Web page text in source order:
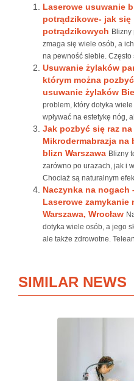
Laserowe usuwanie
potrądzikowe- jak
potrądzikowych Blizny
zmaga się wiele osób, a
na pewność siebie. Często
Usuwanie żylaków
którym można
usuwanie żylaków
problem, który dotyka
wpływać na estetykę nóg,
Jak pozbyć się raz
Mikrodermabrazja na
blizn Warszawa Blizny
zarówno po urazach, jak i
Chociaż są naturalnym
Naczynka na
Laserowe zamykanie
Warszawa, Wrocław
dotyka wiele osób, a jego
ale także zdrowotne.
SIMILAR NEWS